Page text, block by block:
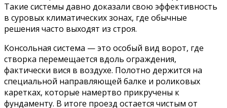
Такие системы давно доказали свою эффективность
в суровых климатических зонах, где обычные
решения часто выходят из строя.
Консольная система — это особый вид ворот, где
створка перемещается вдоль ограждения,
фактически вися в воздухе. Полотно держится на
специальной направляющей балке и роликовых
каретках, которые намертво прикручены к
фундаменту. В итоге проезд остается чистым от